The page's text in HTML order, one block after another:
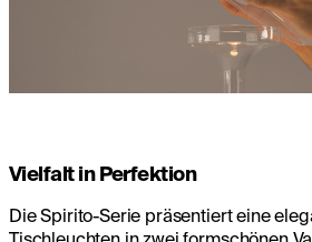
Vielfalt in Perfektion
Die Spirito-Serie präsentiert eine